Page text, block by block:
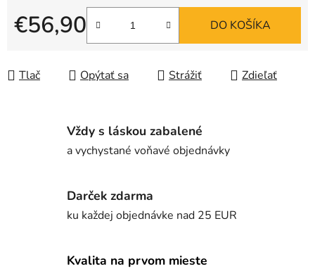
€56,90
Jednotková cena:
DO KOŠÍKA
Tlač Opýtať sa Strážiť Zdieľať
Vždy s láskou zabalené
a vychystané voňavé objednávky
Darček zdarma
ku každej objednávke nad 25 EUR
Kvalita na prvom mieste